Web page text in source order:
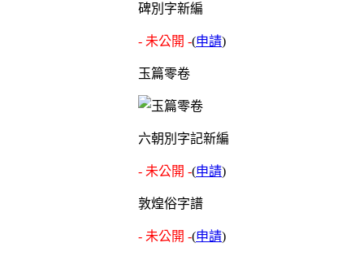
碑別字新編
- 未公開 -(申請)
玉篇零卷
六朝別字記新編
- 未公開 -(申請)
敦煌俗字譜
- 未公開 -(申請)